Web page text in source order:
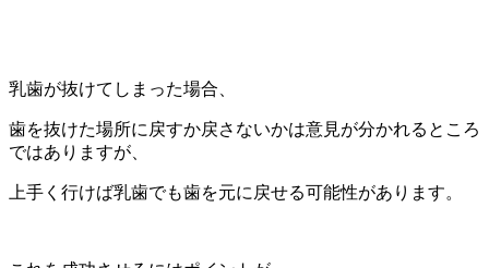
乳歯が抜けてしまった場合、
歯を抜けた場所に戻すか戻さないかは意見が分かれるところ
ではありますが、
上手く行けば乳歯でも歯を元に戻せる可能性があります。